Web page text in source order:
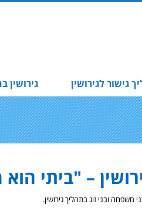
גישור לגירושין גירושין
– "ביתי
משפחה ובני זוג בתהליך גירושין.